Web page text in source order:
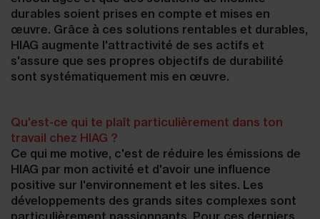
durables soient prises en compte et mises en
œuvre. Grâce à ces solutions rentables et durables,
HIAG augmente l'attractivité de ses actifs et
s'assure que ses propres objectifs de durabilité
sont systématiquement mis en œuvre.
Qu'est-ce qui te plaît particulièrement dans ton
travail chez HIAG ?
Ce qui me motive, c'est de réduire les émissions de
HIAG par mon activité et d'avoir une influence
positive sur l'environnement et les sites. Les
développements des grands sites complexes sont